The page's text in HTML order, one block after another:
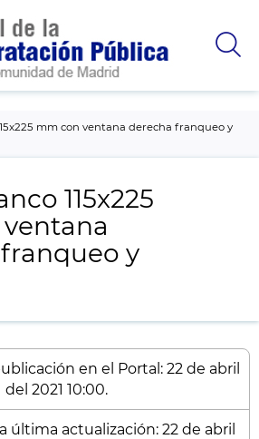
mm con ventana derecha franqueo y
115x225
y
en el Portal: 22 de abril
del 2021 10:00.
última actualización: 22 de abril